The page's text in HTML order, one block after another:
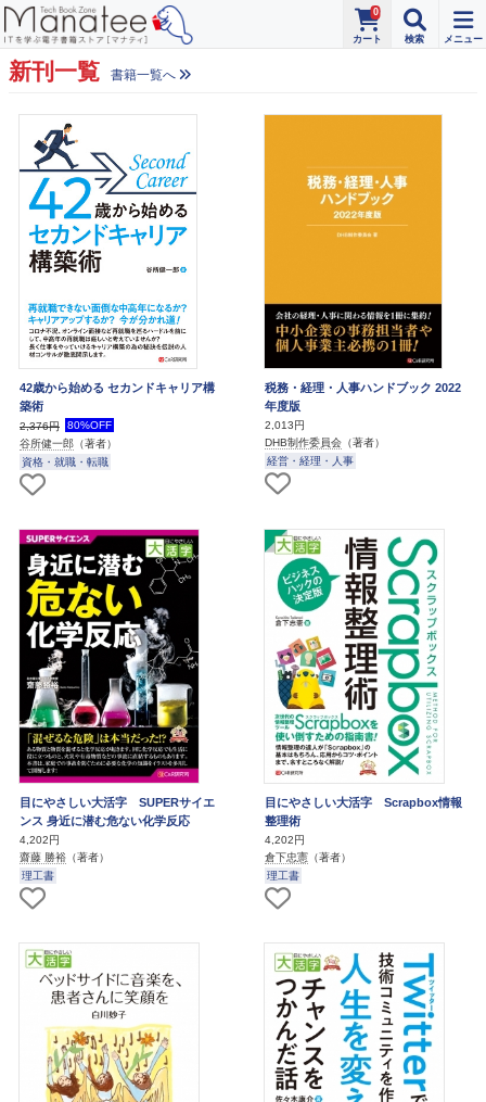
0
新刊一覧 書籍一覧へ
42歳から始める セカンドキャリア構
築術
2,376円
80%OFF
谷所健一郎 （著者）
資格・就職・転職
税務・経理・人事ハンドブック 2022
年度版
2,013円
DHB制作委員会 （著者）
経営・経理・人事
目にやさしい大活字 SUPERサイエ
ンス 身近に潜む危ない化学反応
4,202円
齋藤 勝裕 （著者）
理工書
目にやさしい大活字 Scrapbox情報
整理術
4,202円
倉下忠憲 （著者）
理工書